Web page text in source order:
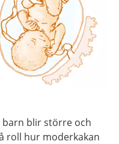
barn blir större och
roll hur moderkakan